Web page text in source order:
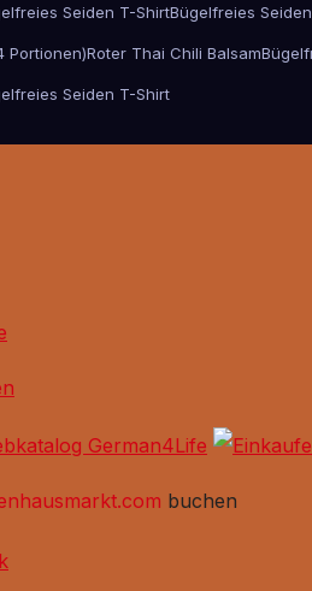
Seiden T-ShirtBügelfreies
Portionen)Roter Thai Chili Balsam
Seiden T-Shirt
buchen